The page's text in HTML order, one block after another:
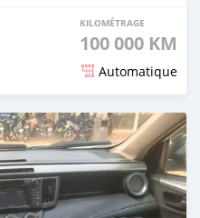
KILOMÉTRAGE
100 000 KM
Automatique